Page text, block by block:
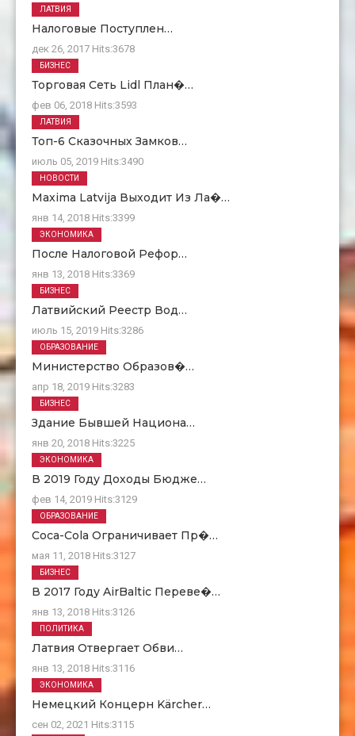
Налоговые Поступлен…
дек 26, 2017 Hits:3678
ЛАТВИЯ
Торговая Сеть Lidl План�…
фев 06, 2018 Hits:3593
БИЗНЕС
Топ-6 Сказочных Замков…
июль 05, 2019 Hits:3490
ЛАТВИЯ
Maxima Latvija Выходит Из Ла�…
янв 14, 2018 Hits:3399
НОВОСТИ
После Налоговой Рефор…
янв 13, 2018 Hits:3369
ЭКОНОМИКА
Латвийский Реестр Вод…
июль 15, 2019 Hits:3286
БИЗНЕС
Министерство Образов�…
апр 18, 2019 Hits:3283
ОБРАЗОВАНИЕ
Здание Бывшей Национа…
янв 20, 2018 Hits:3225
БИЗНЕС
В 2019 Году Доходы Бюдже…
фев 14, 2019 Hits:3129
ЭКОНОМИКА
Coca-Cola Ограничивает Пр�…
мая 11, 2018 Hits:3127
ОБРАЗОВАНИЕ
В 2017 Году AirBaltic Переве�…
янв 13, 2018 Hits:3126
БИЗНЕС
Латвия Отвергает Обви…
янв 13, 2018 Hits:3116
ПОЛИТИКА
Немецкий Концерн Kärcher…
сен 02, 2021 Hits:3115
ЭКОНОМИКА